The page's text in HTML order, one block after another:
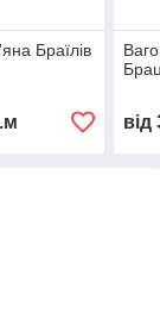
Браїлів
від